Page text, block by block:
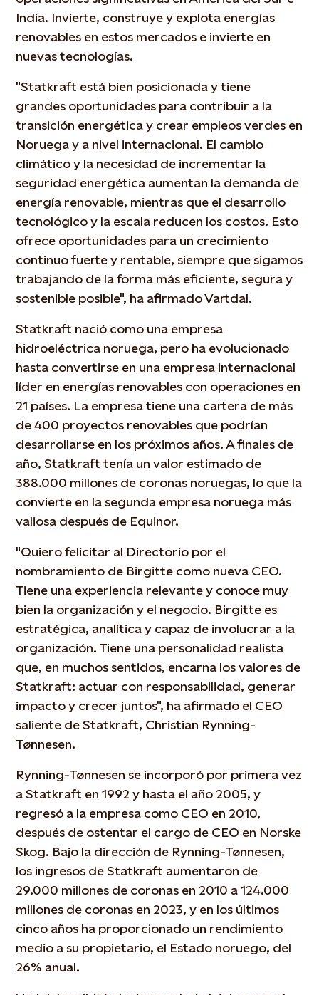
India. Invierte, construye y explota energías
renovables en estos mercados e invierte en
nuevas tecnologías.
"Statkraft está bien posicionada y tiene
grandes oportunidades para contribuir a la
transición energética y crear empleos verdes en
Noruega y a nivel internacional. El cambio
climático y la necesidad de incrementar la
seguridad energética aumentan la demanda de
energía renovable, mientras que el desarrollo
tecnológico y la escala reducen los costos. Esto
ofrece oportunidades para un crecimiento
continuo fuerte y rentable, siempre que sigamos
trabajando de la forma más eficiente, segura y
sostenible posible", ha afirmado Vartdal.
Statkraft nació como una empresa
hidroeléctrica noruega, pero ha evolucionado
hasta convertirse en una empresa internacional
líder en energías renovables con operaciones en
21 países. La empresa tiene una cartera de más
de 400 proyectos renovables que podrían
desarrollarse en los próximos años. A finales de
año, Statkraft tenía un valor estimado de
388.000 millones de coronas noruegas, lo que la
convierte en la segunda empresa noruega más
valiosa después de Equinor.
"Quiero felicitar al Directorio por el
nombramiento de Birgitte como nueva CEO.
Tiene una experiencia relevante y conoce muy
bien la organización y el negocio. Birgitte es
estratégica, analítica y capaz de involucrar a la
organización. Tiene una personalidad realista
que, en muchos sentidos, encarna los valores de
Statkraft: actuar con responsabilidad, generar
impacto y crecer juntos", ha afirmado el CEO
saliente de Statkraft, Christian Rynning-
Tønnesen.
Rynning-Tønnesen se incorporó por primera vez
a Statkraft en 1992 y hasta el año 2005, y
regresó a la empresa como CEO en 2010,
después de ostentar el cargo de CEO en Norske
Skog. Bajo la dirección de Rynning-Tønnesen,
los ingresos de Statkraft aumentaron de
29.000 millones de coronas en 2010 a 124.000
millones de coronas en 2023, y en los últimos
cinco años ha proporcionado un rendimiento
medio a su propietario, el Estado noruego, del
26% anual.